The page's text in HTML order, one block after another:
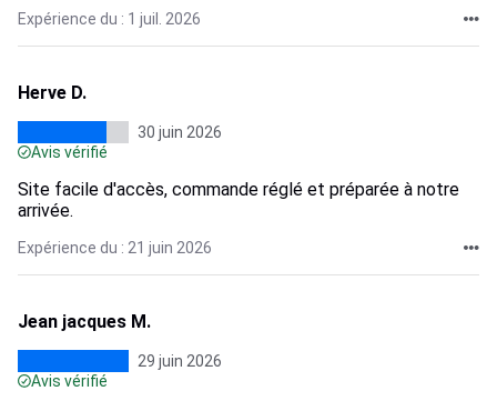
Expérience du : 1 juil. 2026
Herve D.
30 juin 2026
Avis vérifié
Site facile d'accès, commande réglé et préparée à notre
arrivée.
Expérience du : 21 juin 2026
Jean jacques M.
29 juin 2026
Avis vérifié